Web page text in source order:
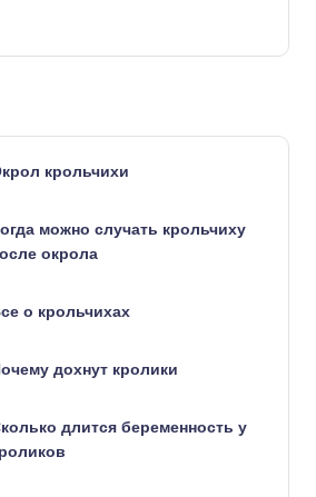
крольчихи
можно случать крольчиху
окрола
о крольчихах
дохнут кролики
длится беременность у